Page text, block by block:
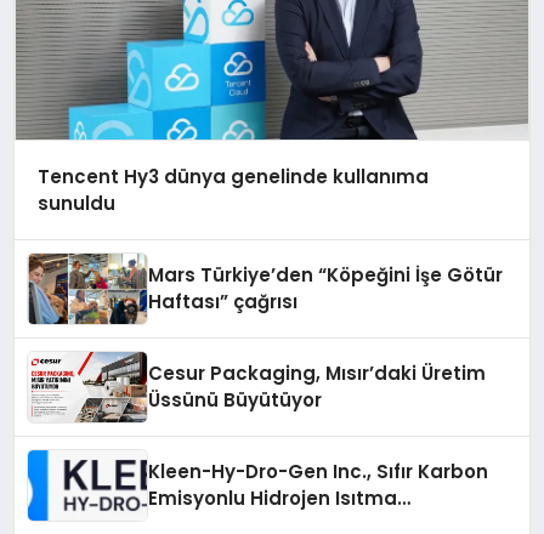
Tencent Hy3 dünya genelinde kullanıma
sunuldu
Mars Türkiye’den “Köpeğini İşe Götür
Haftası” çağrısı
Cesur Packaging, Mısır’daki Üretim
Üssünü Büyütüyor
Kleen-Hy-Dro-Gen Inc., Sıfır Karbon
Emisyonlu Hidrojen Isıtma